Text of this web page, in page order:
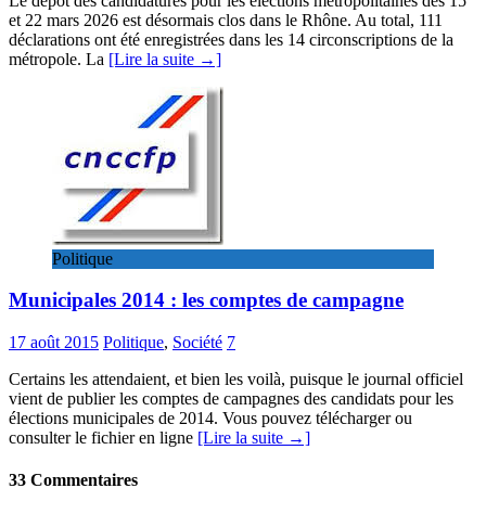
et 22 mars 2026 est désormais clos dans le Rhône. Au total, 111
déclarations ont été enregistrées dans les 14 circonscriptions de la
métropole. La [Lire la suite →]
Politique
Municipales 2014 : les comptes de campagne
17 août 2015 Politique, Société 7
Certains les attendaient, et bien les voilà, puisque le journal officiel
vient de publier les comptes de campagnes des candidats pour les
élections municipales de 2014. Vous pouvez télécharger ou
consulter le fichier en ligne [Lire la suite →]
33 Commentaires